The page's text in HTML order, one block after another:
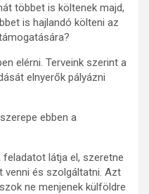
többet is költenek majd,
is hajlandó költeni az
elérni. Terveink szerint a
elnyerők pályázni
ebben a
látja el, szeretne
venni és szolgáltatni. Azt
ne menjenek külföldre